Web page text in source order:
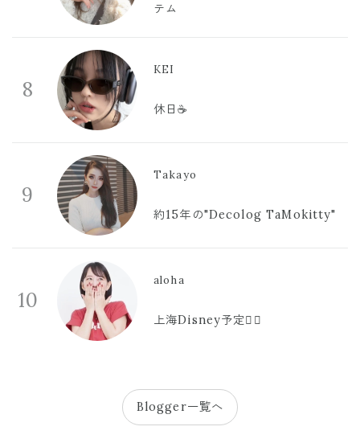
テム
8
KEI
休日☕️
9
Takayo
約15年の"Decolog TaMokitty"
10
aloha
上海Disney予定🫪🩷
Blogger一覧へ